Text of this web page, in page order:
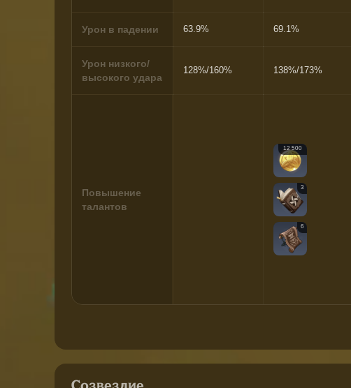
Урон в падении 63.9% 69.1%
Урон низкого/
высокого удара
128%/160% 138%/173%
Повышение
талантов
12 500
3
6